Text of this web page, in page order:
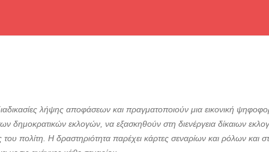
λήψης αποφάσεων και πραγματοποιούν μια εικονική
δημοκρατικών εκλογών, να εξασκηθούν στη διενέργεια δίκαιων
πολίτη. Η δραστηριότητα παρέχει κάρτες σεναρίων και ρόλων και